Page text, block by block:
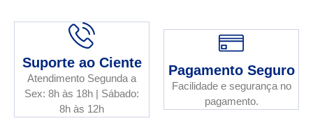
Suporte ao Ciente
Atendimento Segunda a
Sex: 8h às 18h | Sábado:
8h às 12h
Pagamento Seguro
Facilidade e segurança no
pagamento.